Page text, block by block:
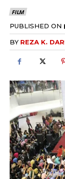
FILM
PUBLISHED ON
BY REZA K.